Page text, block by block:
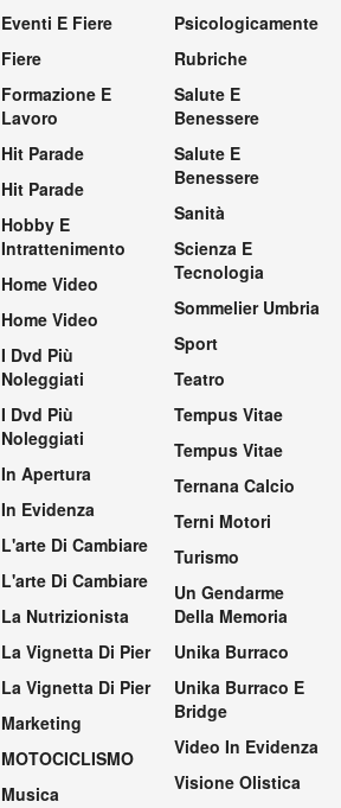
Eventi E Fiere
Fiere
Formazione E
Lavoro
Hit Parade
Hit Parade
Hobby E
Intrattenimento
Home Video
Home Video
I Dvd Più
Noleggiati
I Dvd Più
Noleggiati
In Apertura
In Evidenza
L'arte Di Cambiare
L'arte Di Cambiare
La Nutrizionista
La Vignetta Di Pier
La Vignetta Di Pier
Marketing
MOTOCICLISMO
Musica
Psicologicamente
Rubriche
Salute E
Benessere
Salute E
Benessere
Sanità
Scienza E
Tecnologia
Sommelier Umbria
Sport
Teatro
Tempus Vitae
Tempus Vitae
Ternana Calcio
Terni Motori
Turismo
Un Gendarme
Della Memoria
Unika Burraco
Unika Burraco E
Bridge
Video In Evidenza
Visione Olistica